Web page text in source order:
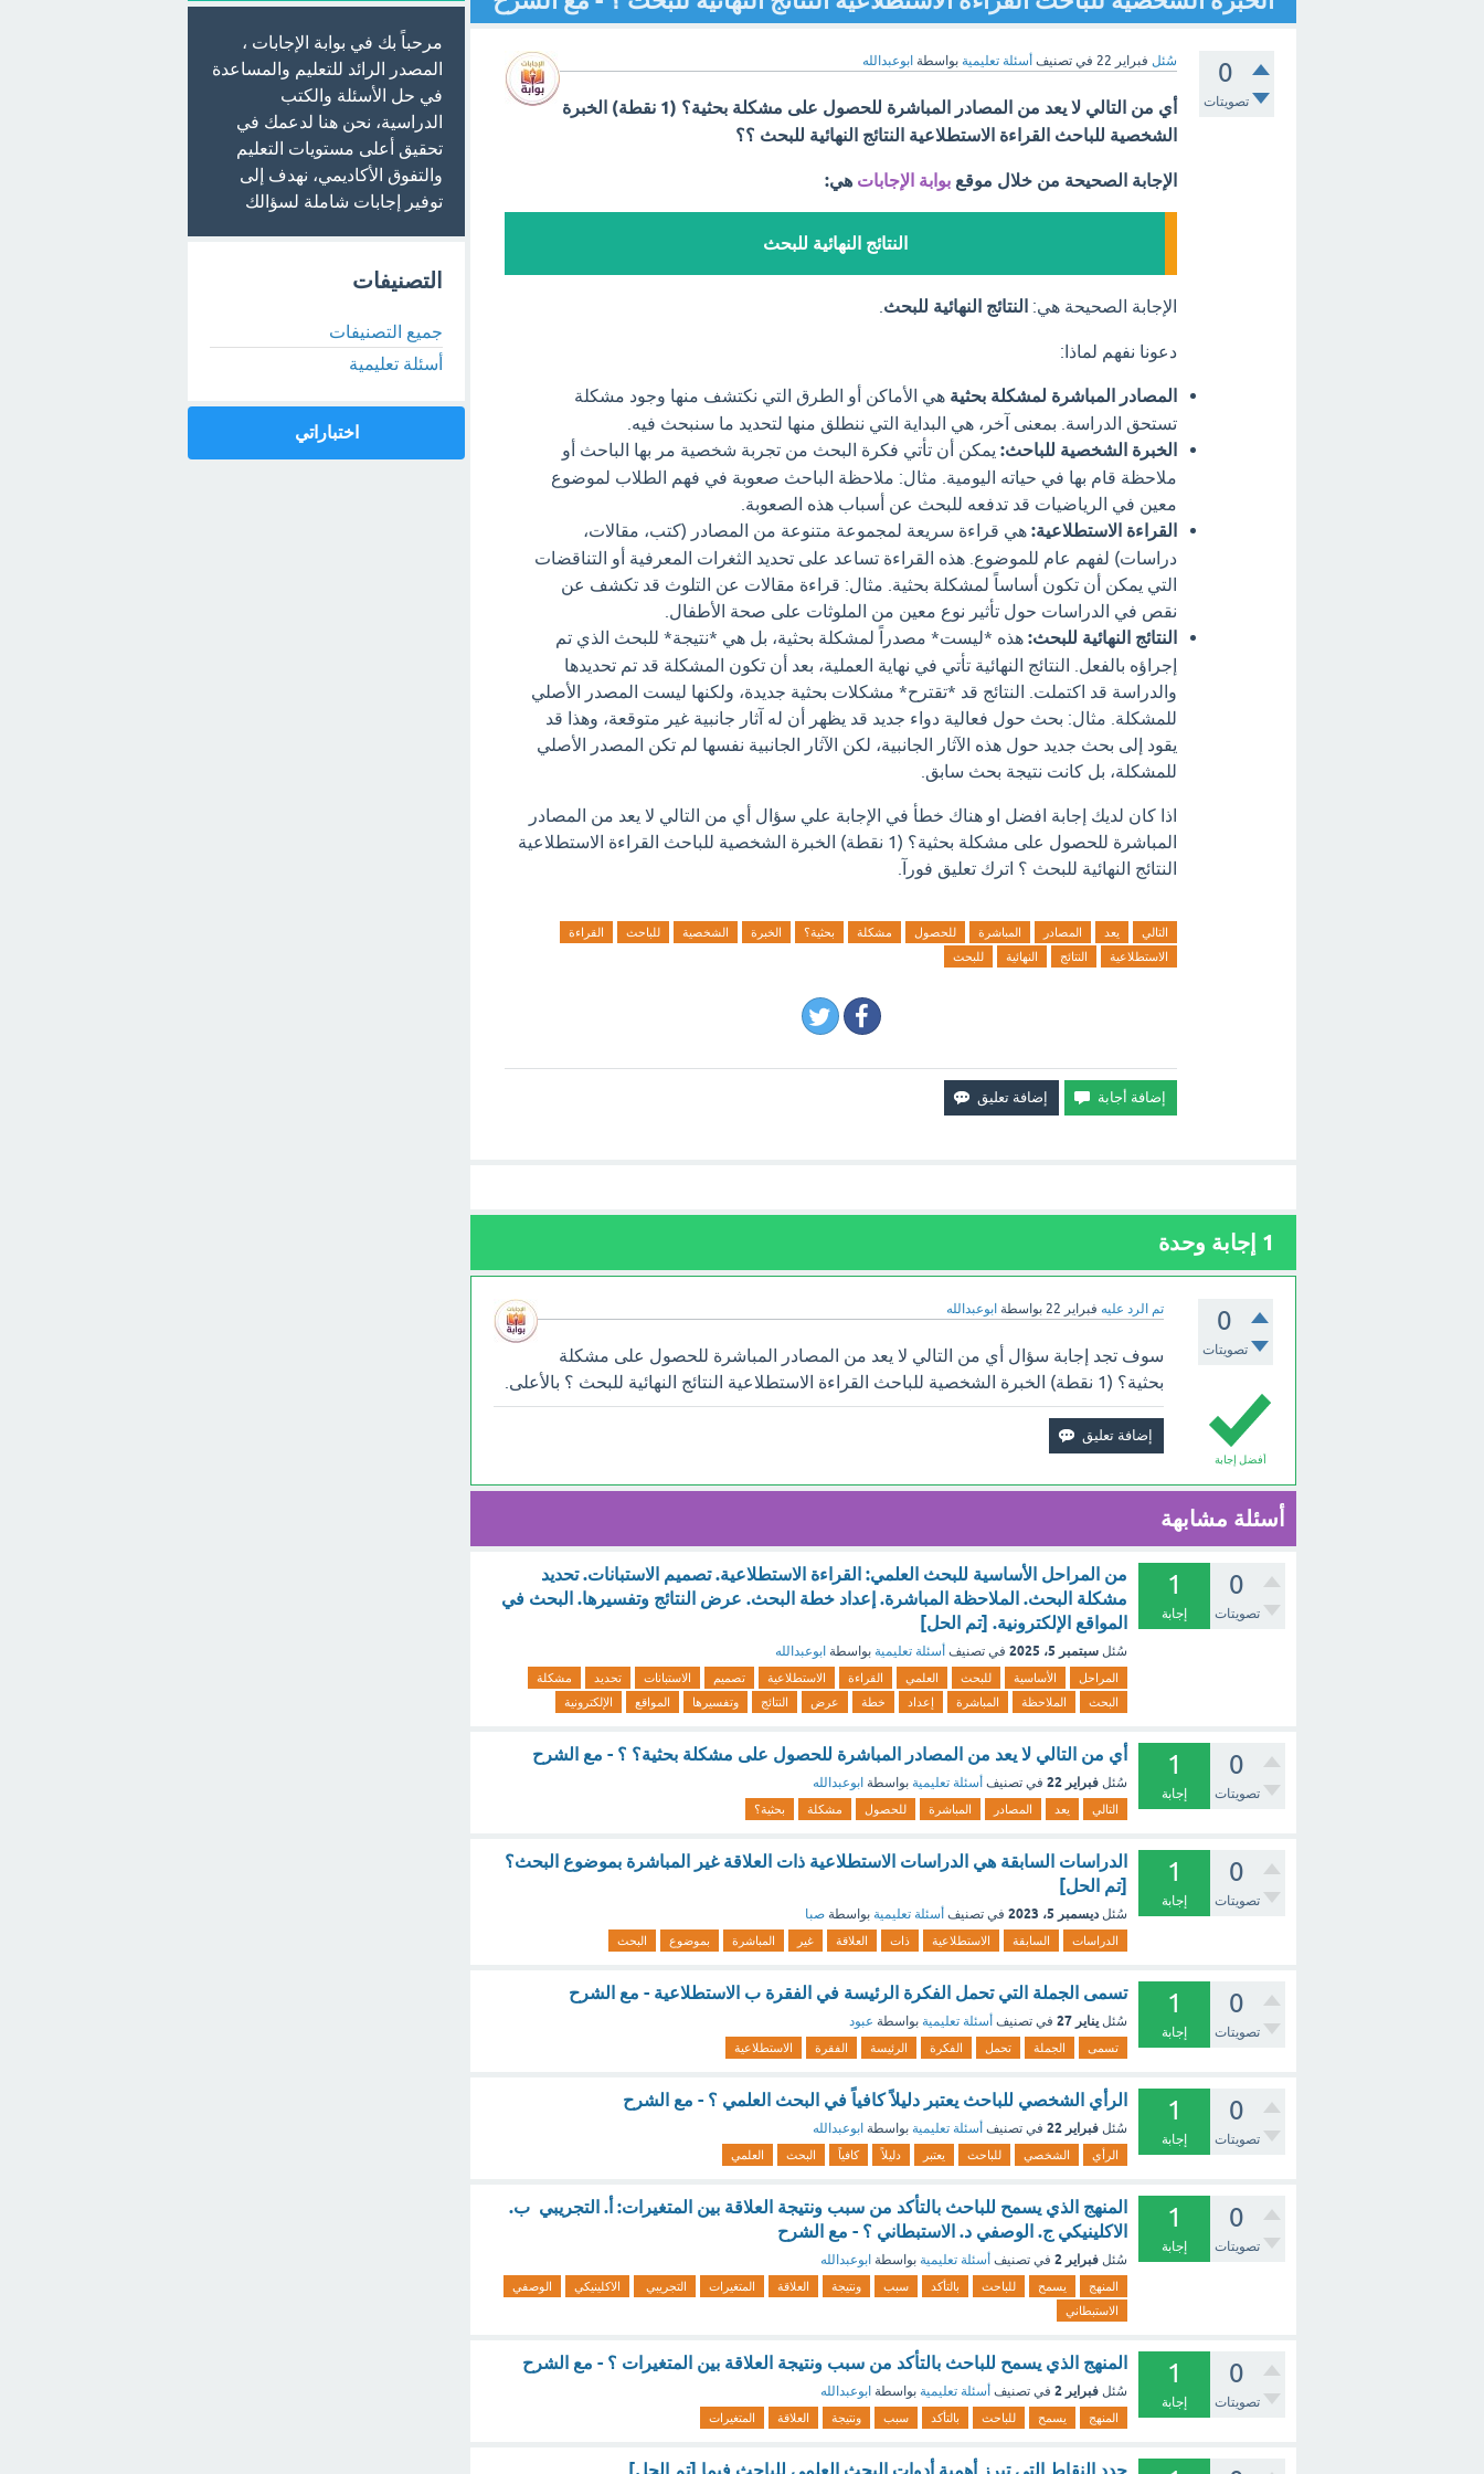
0
تصويتات
سُئل فبراير 22 في تصنيف أسئلة تعليمية بواسطة ابوعبدالله
أي من التالي لا يعد من المصادر المباشرة للحصول على مشكلة بحثية؟ (1 نقطة) الخبرة
الشخصية للباحث القراءة الاستطلاعية النتائج النهائية للبحث ؟؟
الإجابة الصحيحة من خلال موقع بوابة الإجابات هي:
النتائج النهائية للبحث
الإجابة الصحيحة هي: النتائج النهائية للبحث
دعونا نفهم لماذا:
المصادر المباشرة لمشكلة بحثية هي الأماكن أو الطرق التي نكتشف منها وجود مشكلة
تستحق الدراسة. بمعنى آخر، هي البداية التي ننطلق منها لتحديد ما سنبحث فيه.
الخبرة الشخصية للباحث: يمكن أن تأتي فكرة البحث من تجربة شخصية مر بها الباحث أو
ملاحظة قام بها في حياته اليومية. مثال: ملاحظة الباحث صعوبة في فهم الطلاب لموضوع
معين في الرياضيات قد تدفعه للبحث عن أسباب هذه الصعوبة.
القراءة الاستطلاعية: هي قراءة سريعة لمجموعة متنوعة من المصادر (كتب، مقالات،
دراسات) لفهم عام للموضوع. هذه القراءة تساعد على تحديد الثغرات المعرفية أو التناقضات
التي يمكن أن تكون أساساً لمشكلة بحثية. مثال: قراءة مقالات عن التلوث قد تكشف عن
نقص في الدراسات حول تأثير نوع معين من الملوثات على صحة الأطفال.
النتائج النهائية للبحث: هذه *ليست* مصدراً لمشكلة بحثية، بل هي *نتيجة* للبحث الذي تم
إجراؤه بالفعل. النتائج النهائية تأتي في نهاية العملية، بعد أن تكون المشكلة قد تم تحديدها
والدراسة قد اكتملت. النتائج قد *تقترح* مشكلات بحثية جديدة، ولكنها ليست المصدر الأصلي
للمشكلة. مثال: بحث حول فعالية دواء جديد قد يظهر أن له آثار جانبية غير متوقعة، وهذا قد
يقود إلى بحث جديد حول هذه الآثار الجانبية، لكن الآثار الجانبية نفسها لم تكن المصدر الأصلي
للمشكلة، بل كانت نتيجة بحث سابق.
اذا كان لديك إجابة افضل او هناك خطأ في الإجابة علي سؤال أي من التالي لا يعد من المصادر
المباشرة للحصول على مشكلة بحثية؟ (1 نقطة) الخبرة الشخصية للباحث القراءة الاستطلاعية
النتائج النهائية للبحث ؟ اترك تعليق فورآ.
التالي يعد المصادر المباشرة للحصول مشكلة بحثية؟ الخبرة الشخصية للباحث
القراءة
الاستطلاعية
النتائج النهائية للبحث
1 إجابة وحدة
0
تصويتات
تم الرد عليه فبراير 22 بواسطة ابوعبدالله
أفضل إجابة
سوف تجد إجابة سؤال أي من التالي لا يعد من المصادر المباشرة للحصول على مشكلة
بحثية؟ (1 نقطة) الخبرة الشخصية للباحث القراءة الاستطلاعية النتائج النهائية للبحث ؟ بالأعلى.
أسئلة مشابهة
0
تصويتات
1
إجابة
من المراحل الأساسية للبحث العلمي: القراءة الاستطلاعية. تصميم الاستبانات. تحديد
مشكلة البحث. الملاحظة المباشرة. إعداد خطة البحث. عرض النتائج وتفسيرها. البحث في
المواقع الإلكترونية. [تم الحل]
سُئل سبتمبر 5، 2025 في تصنيف أسئلة تعليمية بواسطة ابوعبدالله
المراحل الأساسية للبحث العلمي القراءة الاستطلاعية تصميم الاستبانات تحديد
مشكلة
البحث
الملاحظة المباشرة إعداد خطة عرض النتائج وتفسيرها المواقع الإلكترونية
0
تصويتات
1
إجابة
أي من التالي لا يعد من المصادر المباشرة للحصول على مشكلة بحثية؟ ؟ - مع الشرح
سُئل فبراير 22 في تصنيف أسئلة تعليمية بواسطة ابوعبدالله
التالي يعد المصادر المباشرة للحصول مشكلة بحثية؟
0
تصويتات
1
إجابة
الدراسات السابقة هي الدراسات الاستطلاعية ذات العلاقة غير المباشرة بموضوع البحث؟
[تم الحل]
سُئل ديسمبر 5، 2023 في تصنيف أسئلة تعليمية بواسطة صبا
الدراسات السابقة الاستطلاعية ذات العلاقة غير المباشرة بموضوع البحث
0
تصويتات
1
إجابة
تسمى الجملة التي تحمل الفكرة الرئيسة في الفقرة ب الاستطلاعية - مع الشرح
سُئل يناير 27 في تصنيف أسئلة تعليمية بواسطة عبود
تسمى الجملة تحمل الفكرة الرئيسة الفقرة الاستطلاعية
0
تصويتات
1
إجابة
الرأي الشخصي للباحث يعتبر دليلاً كافياً في البحث العلمي ؟ - مع الشرح
سُئل فبراير 22 في تصنيف أسئلة تعليمية بواسطة ابوعبدالله
الرأي الشخصي للباحث يعتبر دليلاً كافياً البحث العلمي
0
تصويتات
1
إجابة
المنهج الذي يسمح للباحث بالتأكد من سبب ونتيجة العلاقة بين المتغيرات: أ. التجريبي ب.
الاكلينيكي ج. الوصفي د. الاستبطاني ؟ - مع الشرح
سُئل فبراير 2 في تصنيف أسئلة تعليمية بواسطة ابوعبدالله
المنهج يسمح للباحث بالتأكد سبب ونتيجة العلاقة المتغيرات التجريبي الاكلينيكي
الوصفي
الاستبطاني
0
تصويتات
1
إجابة
المنهج الذي يسمح للباحث بالتأكد من سبب ونتيجة العلاقة بين المتغيرات ؟ - مع الشرح
سُئل فبراير 2 في تصنيف أسئلة تعليمية بواسطة ابوعبدالله
المنهج يسمح للباحث بالتأكد سبب ونتيجة العلاقة المتغيرات
مرحباً بك في بوابة الإجابات ،
المصدر الرائد للتعليم والمساعدة
في حل الأسئلة والكتب
الدراسية، نحن هنا لدعمك في
تحقيق أعلى مستويات التعليم
والتفوق الأكاديمي، نهدف إلى
توفير إجابات شاملة لسؤالك
التصنيفات
جميع التصنيفات
أسئلة تعليمية
اختباراتي